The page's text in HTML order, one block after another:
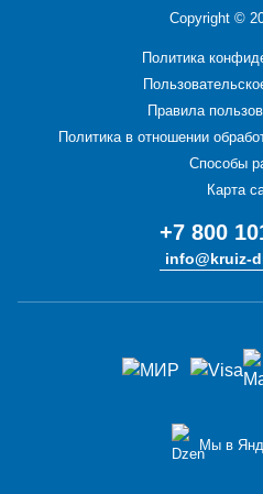
Copyright ©
Политика
Правила
Политика в отношении
Способы
Карта
+7 800
info@kruiz-
Мы в